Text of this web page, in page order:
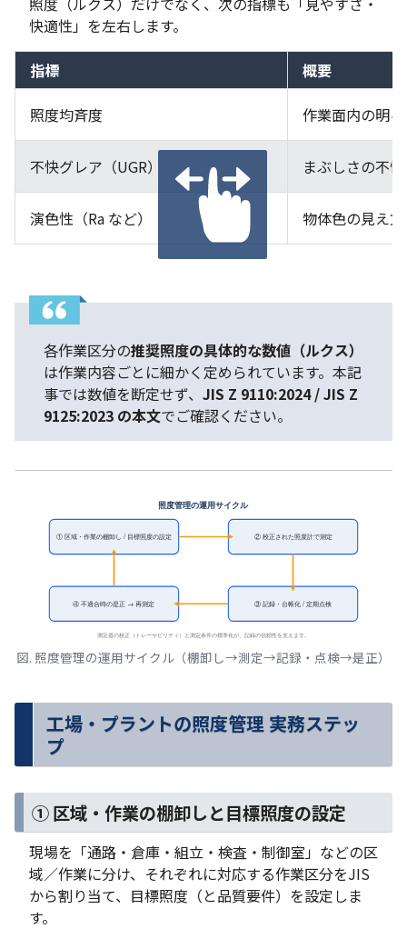
快適性」を左右します。
指標 概要
照度均斉度 作業面内の明
不快グレア（UGR） まぶしさの不
演色性（Ra など） 物体色の見え
各作業区分の推奨照度の具体的な数値（ルクス）
は作業内容ごとに細かく定められています。本記
事では数値を断定せず、 JIS Z 9110:2024 / JIS Z
9125:2023 の本文でご確認ください。
照度管理の運用サイクル
① 区域・作業の棚卸し / 目標照度の設定 ② 校正された照度計で測定
③ 記録・台帳化 / 定期点検
④ 不適合時の是正 → 再測定
測定器の校正（トレーサビリティ）と測定条件の標準化が、記録の信頼性を支えます。
図. 照度管理の運用サイクル（棚卸し→測定→記録・点検→是正）
工場・プラントの照度管理 実務ステッ
プ
① 区域・作業の棚卸しと目標照度の設定
現場を「通路・倉庫・組立・検査・制御室」などの区
域／作業に分け、それぞれに対応する作業区分をJIS
から割り当て、目標照度（と品質要件）を設定しま
す。